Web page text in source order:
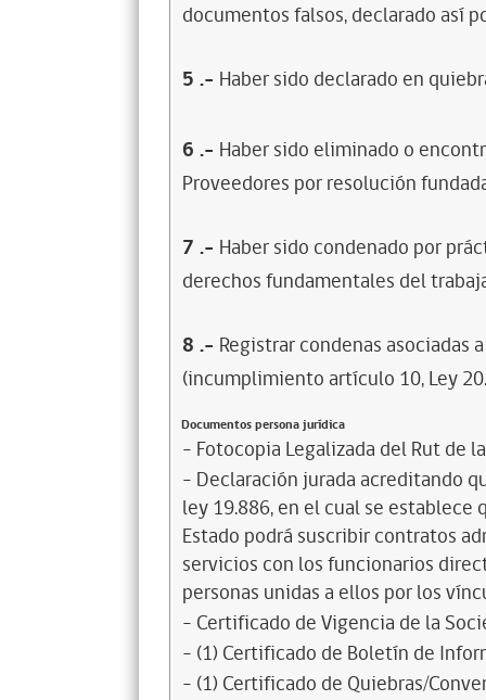
documentos falsos, declarado así
5 .- Haber sido declarado en
6 .- Haber sido eliminado o
Proveedores por resolución
7 .- Haber sido condenado por
derechos fundamentales del
8 .- Registrar condenas asociadas
(incumplimiento artículo 10, Ley
Documentos persona jurídica
- Fotocopia Legalizada del Rut de
- Declaración jurada acreditando
ley 19.886, en el cual se
Estado podrá suscribir contratos
servicios con los funcionarios
personas unidas a ellos por los
- Certificado de Vigencia de la
- (1) Certificado de Boletín de
- (1) Certificado de Quiebras/